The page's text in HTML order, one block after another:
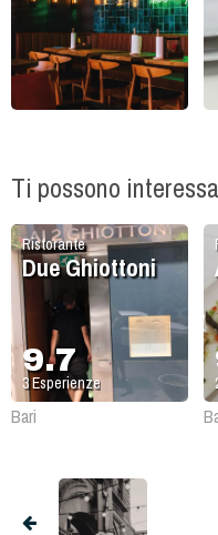
Ti possono
Ristorante
Due Ghiottoni
9.7
3Esperienze
Bari